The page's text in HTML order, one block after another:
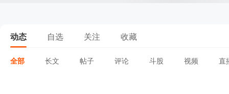
动态 自选 关注 收藏
全部 长文 帖子 评论 斗股 视频 直